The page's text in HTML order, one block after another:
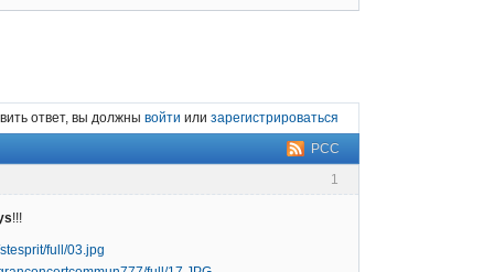
ответ, вы должны войти или зарегистрироваться
РСС
1
!!!